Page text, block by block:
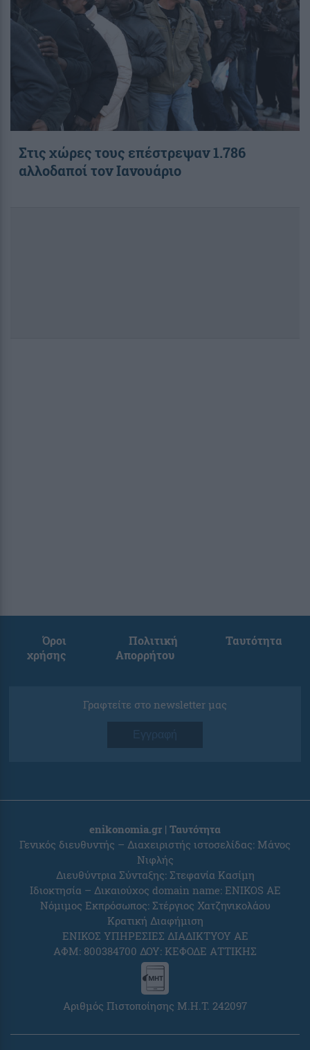
Στις χώρες τους επέστρεψαν 1.786
αλλοδαποί τον Ιανουάριο
Όροι
χρήσης
Πολιτική
Απορρήτου
Ταυτότητα
Γραφτείτε στο newsletter μας
Εγγραφή
enikonomia.gr | Ταυτότητα
Γενικός διευθυντής – Διαχειριστής ιστοσελίδας: Μάνος
Νιφλής
Διευθύντρια Σύνταξης: Στεφανία Κασίμη
Ιδιοκτησία – Δικαιούχος domain name: ENIKOS AE
Νόμιμος Εκπρόσωπος: Στέργιος Χατζηνικολάου
Κρατική Διαφήμιση
ΕΝΙΚΟΣ ΥΠΗΡΕΣΙΕΣ ΔΙΑΔΙΚΤΥΟΥ ΑΕ
ΑΦΜ: 800384700 ΔΟΥ: ΚΕΦΟΔΕ ΑΤΤΙΚΗΣ
Αριθμός Πιστοποίησης Μ.Η.Τ. 242097